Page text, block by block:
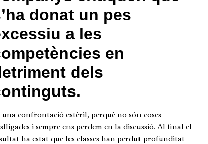
donat un pes
a les
en
dels
una confrontació estèril, perquè no són coses
i sempre ens perdem en la discussió. Al final el
ha estat que les classes han perdut profunditat